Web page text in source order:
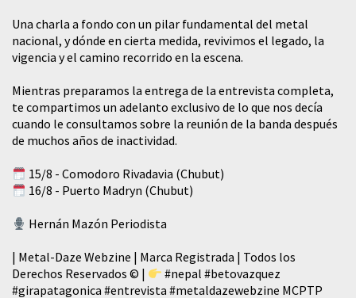
​Una charla a fondo con un pilar fundamental del metal
nacional, y dónde en cierta medida, revivimos el legado, la
vigencia y el camino recorrido en la escena.
Mientras preparamos la entrega de la entrevista completa,
te compartimos un adelanto exclusivo de lo que nos decía
cuando le consultamos sobre la reunión de la banda después
de muchos años de inactividad.
15/8 - Comodoro Rivadavia (Chubut)
16/8 - Puerto Madryn (Chubut)
Hernán Mazón Periodista
| Metal-Daze Webzine | Marca Registrada | Todos los
Derechos Reservados © |
#nepal #betovazquez
#girapatagonica #entrevista #metaldazewebzine MCPTP